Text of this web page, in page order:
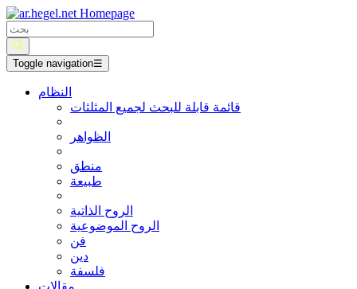
Toggle navigation☰
النظام
قائمة قابلة للبحث لجميع المثلثات
الظواهر
منطق
طبيعة
الروح الذاتية
الروح الموضوعية
فن
دين
فلسفة